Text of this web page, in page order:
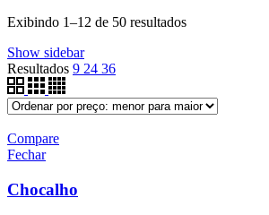
Exibindo 1–12 de 50 resultados
Show sidebar
Resultados 9 24 36
Compare
Fechar
Chocalho